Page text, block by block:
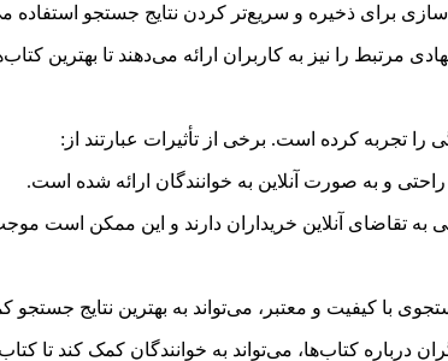
برای ذخیره و سریع‌تر کردن نتایج جستجو استفاده
مرتبط را نیز به کاربران ارائه می‌دهند تا بهترین
تجربه کرده است. برخی از تأثیرات عبارتند از:
و به صورت آنلاین به خوانندگان ارائه شده است.
به تقاضای آنلاین خریداران دارند و این ممکن است
با کیفیت و معتبر، می‌تواند به بهترین نتایج جستجو
درباره کتاب‌ها، می‌تواند به خوانندگان کمک کند تا